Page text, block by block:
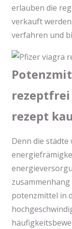
erlauben die
verkauft
verfahren und
rezept
Denn die
potenzmittel in